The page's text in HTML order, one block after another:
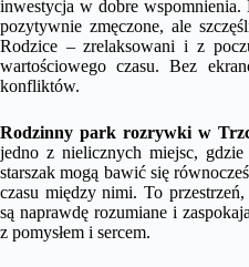
inwestycja w dobre
pozytywnie zmęczone, ale
Rodzice – zrelaksowani i z
wartościowego czasu. Bez
konfliktów.
Rodzinny park rozrywki w
jedno z nielicznych miejsc,
starszak mogą bawić się
czasu między nimi. To
są naprawdę rozumiane i
z pomysłem i sercem.